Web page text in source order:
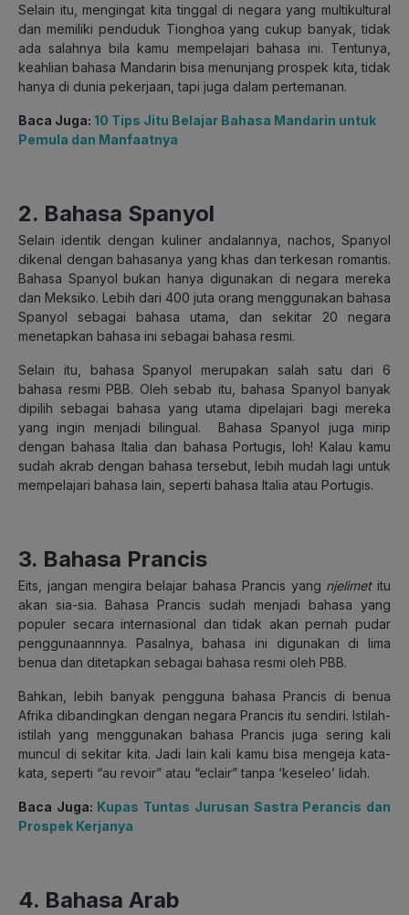
Selain itu, mengingat kita tinggal di negara yang multikultural
dan memiliki penduduk Tionghoa yang cukup banyak, tidak
ada salahnya bila kamu mempelajari bahasa ini. Tentunya,
keahlian bahasa Mandarin bisa menunjang prospek kita, tidak
hanya di dunia pekerjaan, tapi juga dalam pertemanan.
Baca Juga: 10 Tips Jitu Belajar Bahasa Mandarin untuk
Pemula dan Manfaatnya
2. Bahasa Spanyol
Selain identik dengan kuliner andalannya, nachos, Spanyol
dikenal dengan bahasanya yang khas dan terkesan romantis.
Bahasa Spanyol bukan hanya digunakan di negara mereka
dan Meksiko. Lebih dari 400 juta orang menggunakan bahasa
Spanyol sebagai bahasa utama, dan sekitar 20 negara
menetapkan bahasa ini sebagai bahasa resmi.
Selain itu, bahasa Spanyol merupakan salah satu dari 6
bahasa resmi PBB. Oleh sebab itu, bahasa Spanyol banyak
dipilih sebagai bahasa yang utama dipelajari bagi mereka
yang ingin menjadi bilingual. Bahasa Spanyol juga mirip
dengan bahasa Italia dan bahasa Portugis, loh! Kalau kamu
sudah akrab dengan bahasa tersebut, lebih mudah lagi untuk
mempelajari bahasa lain, seperti bahasa Italia atau Portugis.
3. Bahasa Prancis
Eits, jangan mengira belajar bahasa Prancis yang njelimet itu
akan sia-sia. Bahasa Prancis sudah menjadi bahasa yang
populer secara internasional dan tidak akan pernah pudar
penggunaannnya. Pasalnya, bahasa ini digunakan di lima
benua dan ditetapkan sebagai bahasa resmi oleh PBB.
Bahkan, lebih banyak pengguna bahasa Prancis di benua
Afrika dibandingkan dengan negara Prancis itu sendiri. Istilah-
istilah yang menggunakan bahasa Prancis juga sering kali
muncul di sekitar kita. Jadi lain kali kamu bisa mengeja kata-
kata, seperti “au revoir” atau “eclair” tanpa ‘keseleo’ lidah.
Baca Juga: Kupas Tuntas Jurusan Sastra Perancis dan
Prospek Kerjanya
4. Bahasa Arab